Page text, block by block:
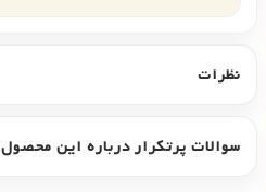
نظرات
سوالات پرتکرار درباره این محصول